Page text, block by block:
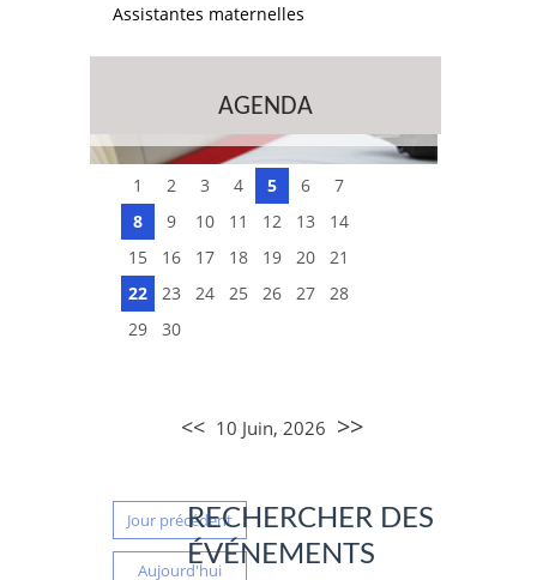
Assistantes maternelles
AGENDA
1 2 3 4 5 6
7
8
9 10 11 12 13
14
15
16 17 18 19 20
21
22
23 24 25 26 27
28
29
30
<< 10 Juin, 2026 >>
Jour précédent
Aujourd'hui
RECHERCHER DES
ÉVÉNEMENTS